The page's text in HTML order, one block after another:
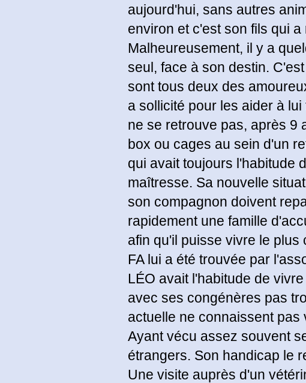
aujourd'hui, sans autres
environ et c'est son fils qui
Malheureusement, il y a
seul, face à son destin.
sont tous deux des
a sollicité pour les aider à
ne se retrouve pas, après 9
box ou cages au sein d'un
qui avait toujours l'habitude
maîtresse. Sa nouvelle
son compagnon doivent
rapidement une famille
afin qu'il puisse vivre le
FA lui a été trouvée par
LÉO avait l'habitude de
avec ses congénères pas
actuelle ne connaissent
Ayant vécu assez souvent
étrangers. Son handicap le
Une visite auprès d'un